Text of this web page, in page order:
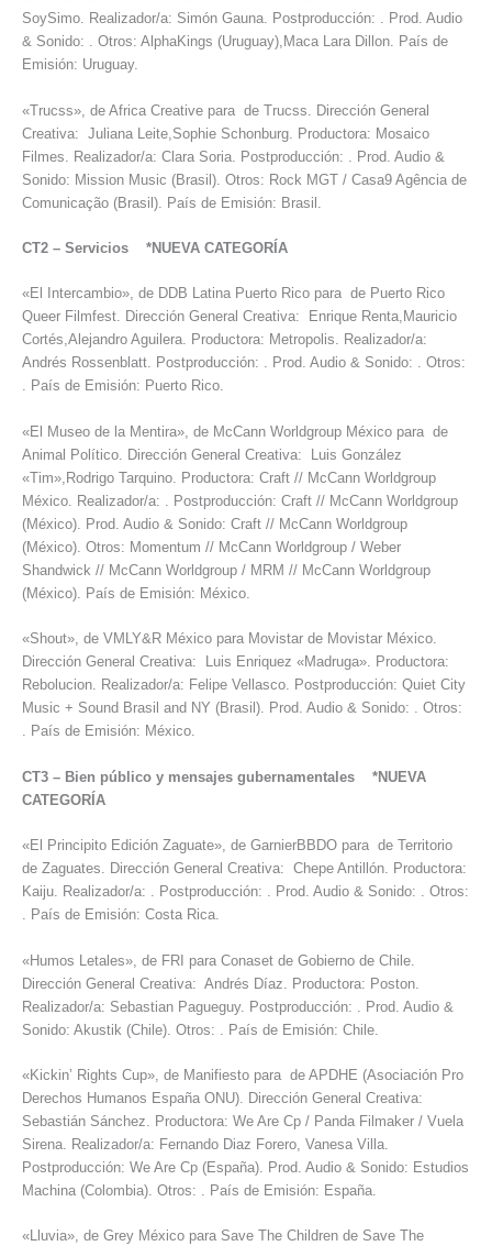
SoySimo. Realizador/a: Simón Gauna. Postproducción: . Prod. Audio
& Sonido: . Otros: AlphaKings (Uruguay),Maca Lara Dillon. País de
Emisión: Uruguay.
«Trucss», de Africa Creative para de Trucss. Dirección General
Creativa: Juliana Leite,Sophie Schonburg. Productora: Mosaico
Filmes. Realizador/a: Clara Soria. Postproducción: . Prod. Audio &
Sonido: Mission Music (Brasil). Otros: Rock MGT / Casa9 Agência de
Comunicação (Brasil). País de Emisión: Brasil.
CT2 – Servicios *NUEVA CATEGORÍA
«El Intercambio», de DDB Latina Puerto Rico para de Puerto Rico
Queer Filmfest. Dirección General Creativa: Enrique Renta,Mauricio
Cortés,Alejandro Aguilera. Productora: Metropolis. Realizador/a:
Andrés Rossenblatt. Postproducción: . Prod. Audio & Sonido: . Otros:
. País de Emisión: Puerto Rico.
«El Museo de la Mentira», de McCann Worldgroup México para de
Animal Político. Dirección General Creativa: Luis González
«Tim»,Rodrigo Tarquino. Productora: Craft // McCann Worldgroup
México. Realizador/a: . Postproducción: Craft // McCann Worldgroup
(México). Prod. Audio & Sonido: Craft // McCann Worldgroup
(México). Otros: Momentum // McCann Worldgroup / Weber
Shandwick // McCann Worldgroup / MRM // McCann Worldgroup
(México). País de Emisión: México.
«Shout», de VMLY&R México para Movistar de Movistar México.
Dirección General Creativa: Luis Enriquez «Madruga». Productora:
Rebolucion. Realizador/a: Felipe Vellasco. Postproducción: Quiet City
Music + Sound Brasil and NY (Brasil). Prod. Audio & Sonido: . Otros:
. País de Emisión: México.
CT3 – Bien público y mensajes gubernamentales *NUEVA
CATEGORÍA
«El Principito Edición Zaguate», de GarnierBBDO para de Territorio
de Zaguates. Dirección General Creativa: Chepe Antillón. Productora:
Kaiju. Realizador/a: . Postproducción: . Prod. Audio & Sonido: . Otros:
. País de Emisión: Costa Rica.
«Humos Letales», de FRI para Conaset de Gobierno de Chile.
Dirección General Creativa: Andrés Díaz. Productora: Poston.
Realizador/a: Sebastian Pagueguy. Postproducción: . Prod. Audio &
Sonido: Akustik (Chile). Otros: . País de Emisión: Chile.
«Kickin’ Rights Cup», de Manifiesto para de APDHE (Asociación Pro
Derechos Humanos España ONU). Dirección General Creativa:
Sebastián Sánchez. Productora: We Are Cp / Panda Filmaker / Vuela
Sirena. Realizador/a: Fernando Diaz Forero, Vanesa Villa.
Postproducción: We Are Cp (España). Prod. Audio & Sonido: Estudios
Machina (Colombia). Otros: . País de Emisión: España.
«Lluvia», de Grey México para Save The Children de Save The